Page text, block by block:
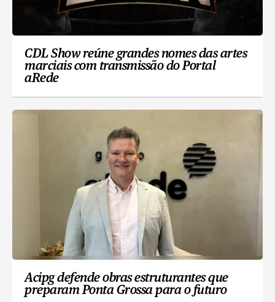
CDL Show reúne grandes nomes das artes
marciais com transmissão do Portal
aRede
Acipg defende obras estruturantes que
preparam Ponta Grossa para o futuro